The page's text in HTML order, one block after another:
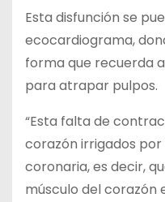
Esta disfunción se
ecocardiograma,
forma que recuerda
para atrapar pulpos.
“Esta falta de
corazón irrigados
coronaria, es decir,
músculo del corazón